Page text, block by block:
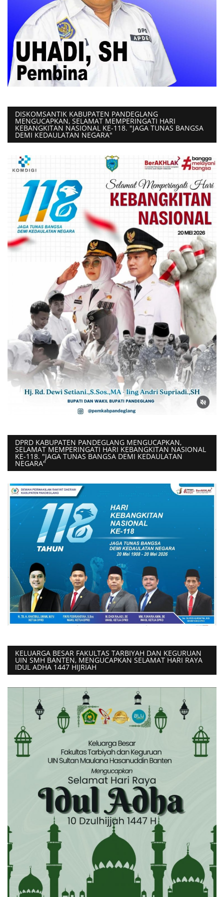
DISKOMSANTIK KABUPATEN PANDEGLANG
MENGUCAPKAN, SELAMAT MEMPERINGATI HARI
KEBANGKITAN NASIONAL KE-118. "JAGA TUNAS BANGSA
DEMI KEDAULATAN NEGARA"
DPRD KABUPATEN PANDEGLANG MENGUCAPKAN,
SELAMAT MEMPERINGATI HARI KEBANGKITAN NASIONAL
KE-118. "JAGA TUNAS BANGSA DEMI KEDAULATAN
NEGARA"
KELUARGA BESAR FAKULTAS TARBIYAH DAN KEGURUAN
UIN SMH BANTEN, MENGUCAPKAN SELAMAT HARI RAYA
IDUL ADHA 1447 HIJRIAH